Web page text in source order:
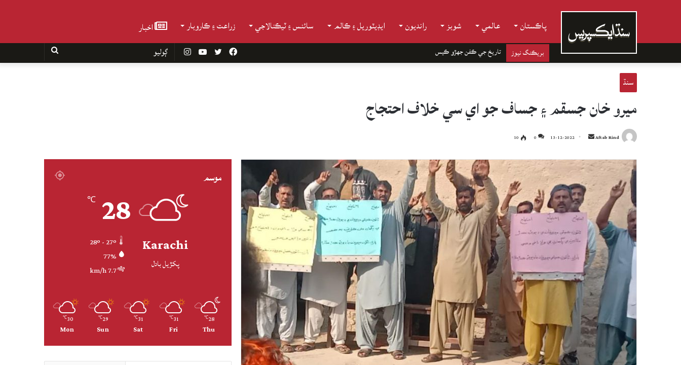
پاڪستان عالمي شوبز رانديون ايڊيٽوريل ۽ ڪالم سائنس ۽ ٽيڪنالاجي زراعت ۽ ڪاروبار اخبار
بريڪنگ نيوز تاريخ جي ڪفن جھڙو ڪيس InstagramYouTube Twitter
Facebook
سنڌ
ميرو خان جسقم ۽ جساف جو اي سي خلاف احتجاج
Aftab Rind
Send
email
13-12-2022
0
10
موسم
Karachi
پکڙيل بادل
28
℃
77%
7.7 km/h
28
℃
Thu
31
℃
Fri
31
℃
Sat
29
℃
Sun
30
℃
Mon